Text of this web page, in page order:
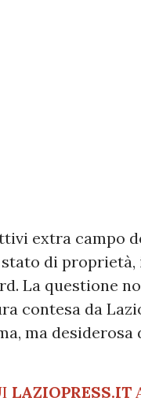
extra campo
di proprietà,
La questione
contesa da
ma
LAZIOPRESS.IT